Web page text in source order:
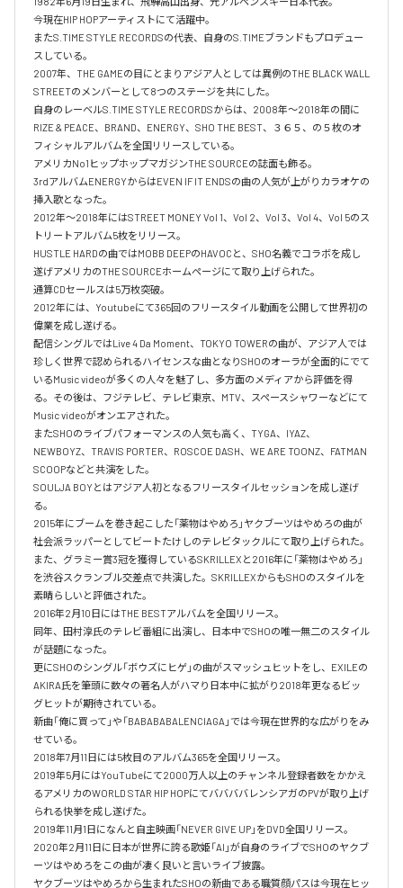
今現在HIP HOPアーティストにて活躍中。
またS.TIME STYLE RECORDSの代表、自身のS.TIMEブランドもプロデュー
スしている。
2007年、THE GAMEの目にとまりアジア人としては異例のTHE BLACK WALL
STREETのメンバーとして8つのステージを共にした。
自身のレーベルS.TIME STYLE RECORDSからは、2008年〜2018年の間に
RIZE & PEACE、BRAND、ENERGY、SHO THE BEST、３６５、の５枚のオ
フィシャルアルバムを全国リリースしている。
アメリカNo1ヒップホップマガジンTHE SOURCEの誌面も飾る。
3rdアルバムENERGYからはEVEN IF IT ENDSの曲の人気が上がりカラオケの
挿入歌となった。
2012年〜2018年にはSTREET MONEY Vol 1、Vol 2、Vol 3、Vol 4、Vol 5のス
トリートアルバム5枚をリリース。
HUSTLE HARDの曲ではMOBB DEEPのHAVOCと、SHO名義でコラボを成し
遂げアメリカのTHE SOURCEホームページにて取り上げられた。
通算CDセールスは5万枚突破。
2012年には、Youtubeにて365回のフリースタイル動画を公開して世界初の
偉業を成し遂げる。
配信シングルではLive 4 Da Moment、TOKYO TOWERの曲が、アジア人では
珍しく世界で認められるハイセンスな曲となりSHOのオーラが全面的にでて
いるMusic videoが多くの人々を魅了し、多方面のメディアから評価を得
る。その後は、フジテレビ、テレビ東京、MTV、スペースシャワーなどにて
Music videoがオンエアされた。
またSHOのライブパフォーマンスの人気も高く、TYGA、IYAZ、
NEWBOYZ、TRAVIS PORTER、ROSCOE DASH、WE ARE TOONZ、FATMAN
SCOOPなどと共演をした。
SOULJA BOYとはアジア人初となるフリースタイルセッションを成し遂げ
る。
2015年にブームを巻き起こした「薬物はやめろ」ヤクブーツはやめろの曲が
社会派ラッパーとしてビートたけしのテレビタックルにて取り上げられた。
また、グラミー賞3冠を獲得しているSKRILLEXと2016年に「薬物はやめろ」
を渋谷スクランブル交差点で共演した。SKRILLEXからもSHOのスタイルを
素晴らしいと評価された。
2016年2月10日にはTHE BESTアルバムを全国リリース。
同年、田村淳氏のテレビ番組に出演し、日本中でSHOの唯一無二のスタイル
が話題になった。
更にSHOのシングル「ボウズにヒゲ」の曲がスマッシュヒットをし、EXILEの
AKIRA氏を筆頭に数々の著名人がハマり日本中に拡がり2018年更なるビッ
グヒットが期待されている。
新曲「俺に買って」や「BABABABALENCIAGA」では今現在世界的な広がりをみ
せている。
2018年7月11日には5枚目のアルバム365を全国リリース。
2019年5月にはYouTubeにて2000万人以上のチャンネル登録者数をかかえ
るアメリカのWORLD STAR HIP HOPにてババババレンシアガのPVが取り上げ
られる快挙を成し遂げた。
2019年11月1日になんと自主映画「NEVER GIVE UP」をDVD全国リリース。
2020年2月11日に日本が世界に誇る歌姫「AI」が自身のライブでSHOのヤクブ
ーツはやめろをこの曲が凄く良いと言いライブ披露。
ヤクブーツはやめろから生まれたSHOの新曲である職質顔パスは今現在ヒッ